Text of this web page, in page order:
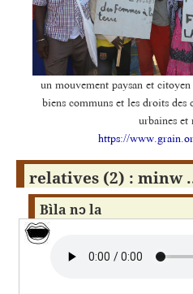
un mouvement paysan et
biens communs et les droits
urbaines et
https://
relatives (2) : minw
Bìla nɔ la